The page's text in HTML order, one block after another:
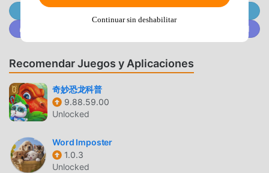
a los jugadores ninguna tarifa, y es 100% seguro,
disponible y de instalación gratuita. Simplemente
descargue el cliente moddroid, puede descargar e instalar
esperando, descarga moddroid y juega!
JUGABILIDAD ÚNICA
Crossword Lite Como un popular juego de educational , su
jugabilidad única lo ha ayudado a ganar una gran cantidad
de fanáticos en todo el mundo. A diferencia de los juegos
tradicionales de educational , en Crossword Lite, solo
Únete a @MODDROID.CO en el Canal de Telegram
Únete a @MODDROID.CO en la comunidad de Discord
Recomendar Juegos y Aplicaciones
奇妙恐龙科普
9.88.59.00
Unlocked
Word Imposter
1.0.3
Unlocked
Continuar sin deshabilitar